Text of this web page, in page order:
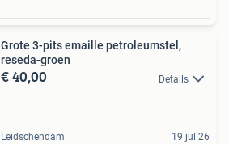
Grote 3-pits emaille petroleumstel,
reseda-groen
€ 40,00 Details
Leidschendam 19 jul 26